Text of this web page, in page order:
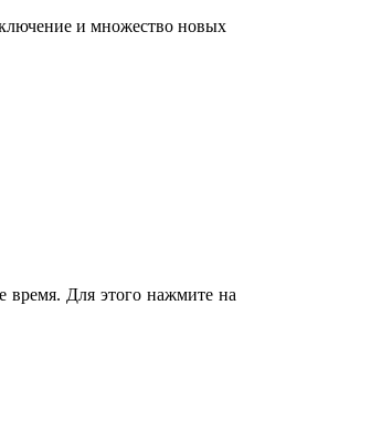
и множество новых
время. Для этого нажмите на